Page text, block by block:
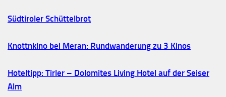
Südtiroler Schüttelbrot
Knottnkino bei Meran: Rundwanderung zu 3 Kinos
Hoteltipp: Tirler – Dolomites Living Hotel auf der Seiser
Alm